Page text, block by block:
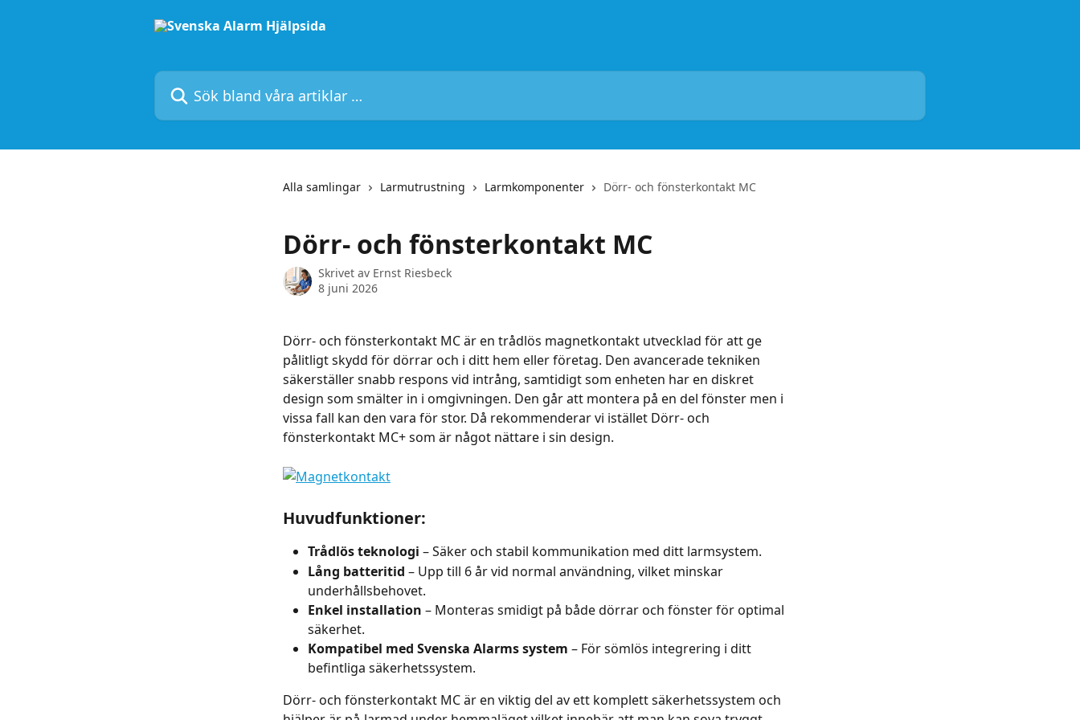
Sök bland våra artiklar …
Alla samlingar Larmutrustning Larmkomponenter Dörr- och fönsterkontakt MC
Dörr- och fönsterkontakt MC
Skrivet av Ernst Riesbeck
8 juni 2026
Dörr- och fönsterkontakt MC är en trådlös magnetkontakt utvecklad för att ge
pålitligt skydd för dörrar och i ditt hem eller företag. Den avancerade tekniken
säkerställer snabb respons vid intrång, samtidigt som enheten har en diskret
design som smälter in i omgivningen. Den går att montera på en del fönster men i
vissa fall kan den vara för stor. Då rekommenderar vi istället Dörr- och
fönsterkontakt MC+ som är något nättare i sin design.
Huvudfunktioner:
Trådlös teknologi – Säker och stabil kommunikation med ditt larmsystem.
Lång batteritid – Upp till 6 år vid normal användning, vilket minskar
underhållsbehovet.
Enkel installation – Monteras smidigt på både dörrar och fönster för optimal
säkerhet.
Kompatibel med Svenska Alarms system – För sömlös integrering i ditt
befintliga säkerhetssystem.
Dörr- och fönsterkontakt MC är en viktig del av ett komplett säkerhetssystem och